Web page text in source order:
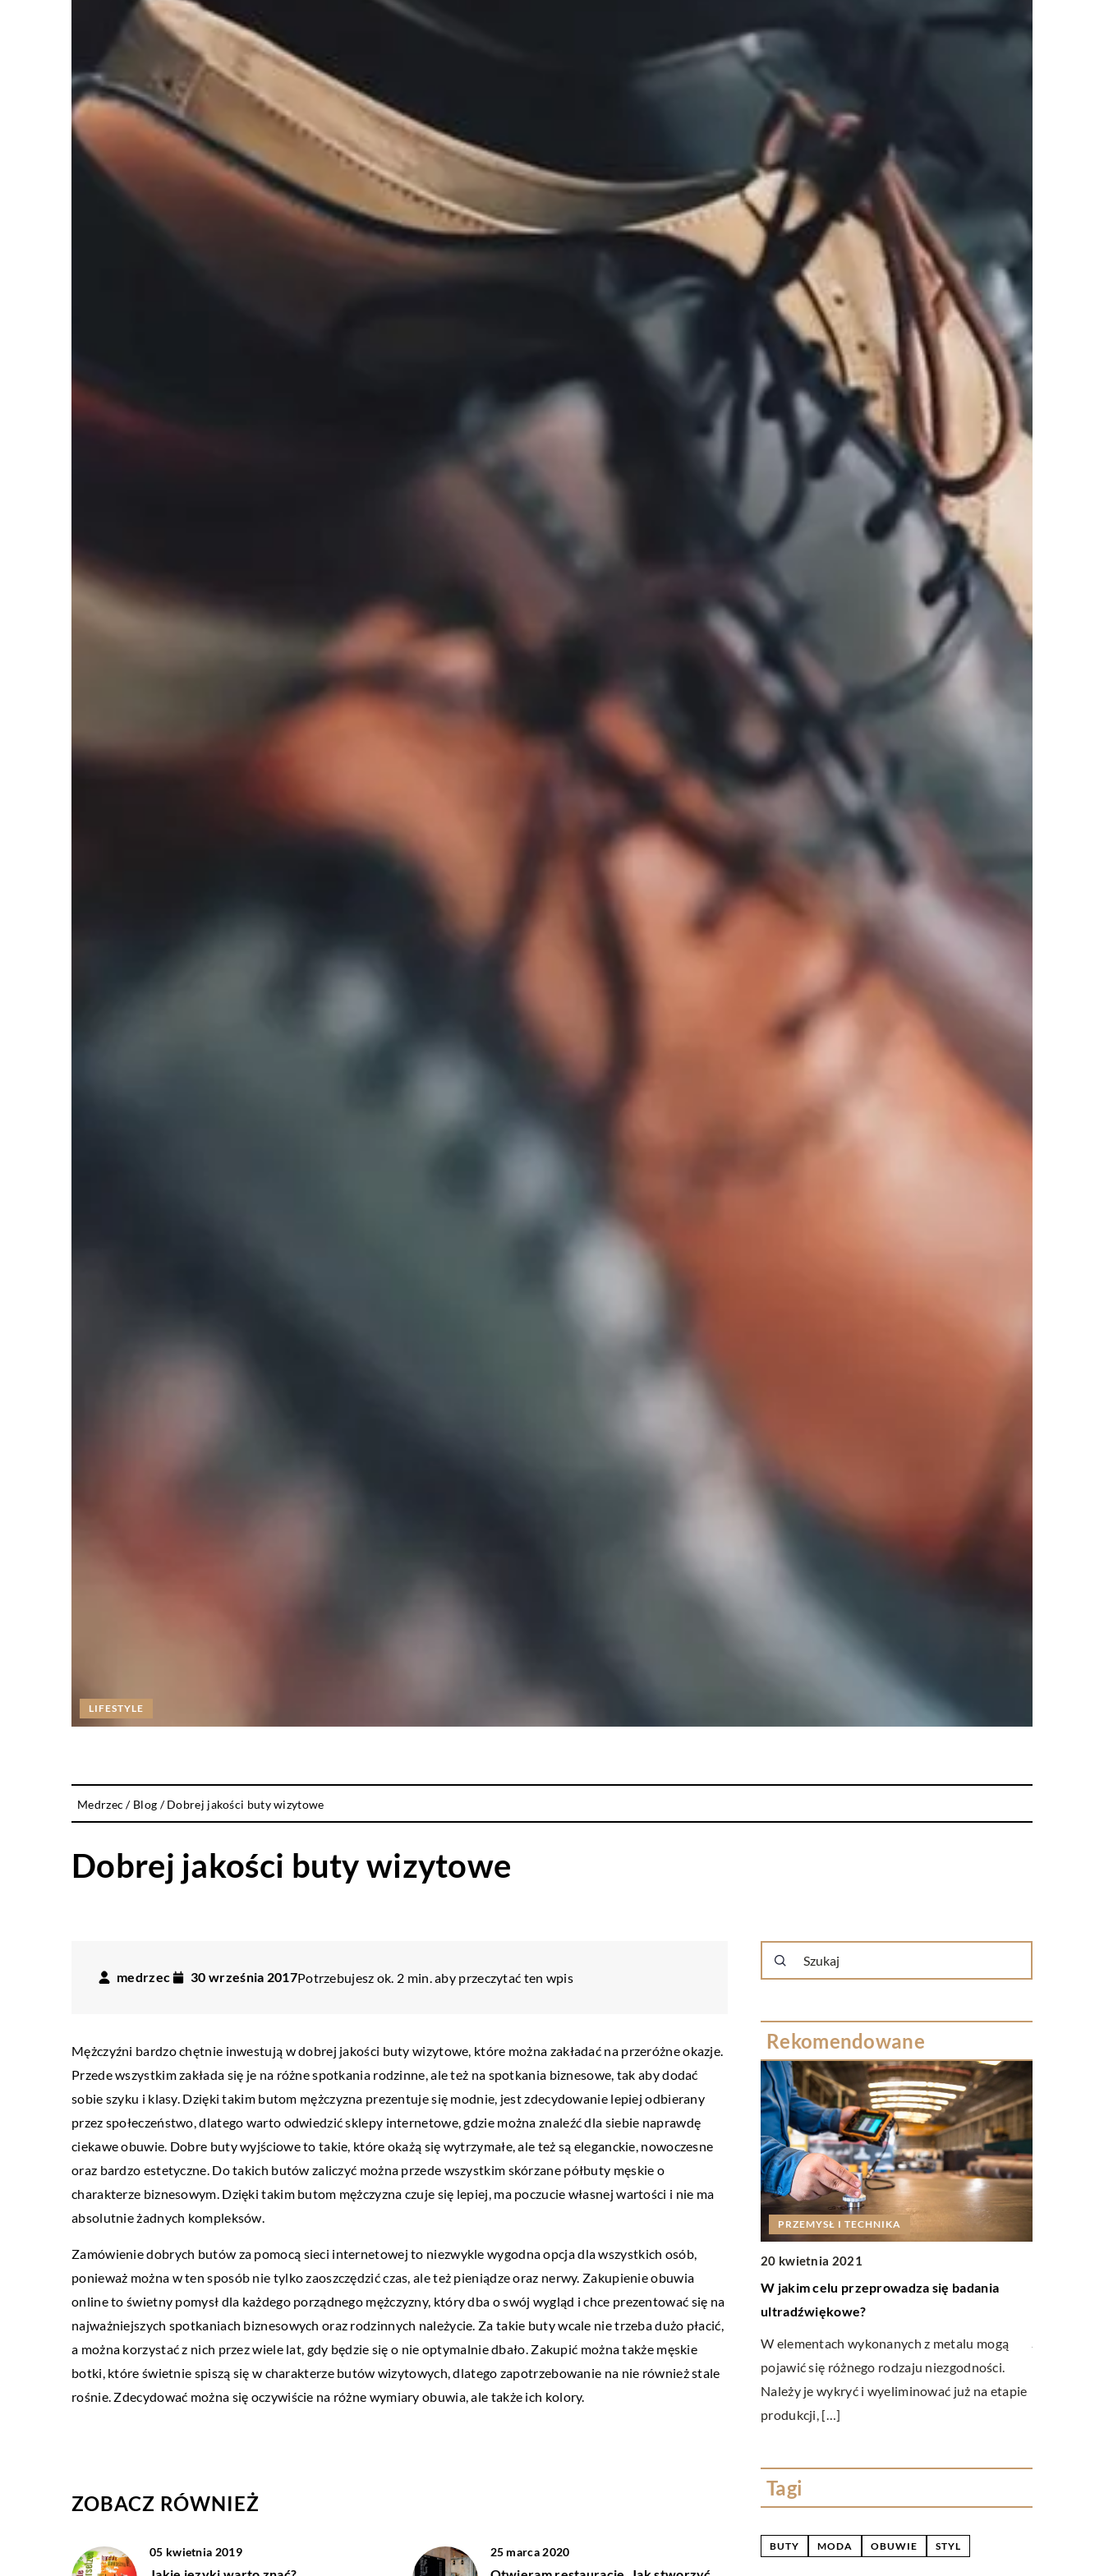
LIFESTYLE
Medrzec / Blog /Dobrej jakości buty wizytowe
Dobrej jakości buty wizytowe
medrzec 30 września 2017Potrzebujesz ok. 2 min. aby przeczytać ten wpis
Mężczyźni bardzo chętnie inwestują w dobrej jakości buty wizytowe, które można zakładać na przeróżne okazje.
Przede wszystkim zakłada się je na różne spotkania rodzinne, ale też na spotkania biznesowe, tak aby dodać
sobie szyku i klasy. Dzięki takim butom mężczyzna prezentuje się modnie, jest zdecydowanie lepiej odbierany
przez społeczeństwo, dlatego warto odwiedzić sklepy internetowe, gdzie można znaleźć dla siebie naprawdę
ciekawe obuwie. Dobre buty wyjściowe to takie, które okażą się wytrzymałe, ale też są eleganckie, nowoczesne
oraz bardzo estetyczne. Do takich butów zaliczyć można przede wszystkim skórzane półbuty męskie o
charakterze biznesowym. Dzięki takim butom mężczyzna czuje się lepiej, ma poczucie własnej wartości i nie ma
absolutnie żadnych kompleksów.
Zamówienie dobrych butów za pomocą sieci internetowej to niezwykle wygodna opcja dla wszystkich osób,
ponieważ można w ten sposób nie tylko zaoszczędzić czas, ale też pieniądze oraz nerwy. Zakupienie obuwia
online to świetny pomysł dla każdego porządnego mężczyzny, który dba o swój wygląd i chce prezentować się na
najważniejszych spotkaniach biznesowych oraz rodzinnych należycie. Za takie buty wcale nie trzeba dużo płacić,
a można korzystać z nich przez wiele lat, gdy będzie się o nie optymalnie dbało. Zakupić można także męskie
botki, które świetnie spiszą się w charakterze butów wizytowych, dlatego zapotrzebowanie na nie również stale
rośnie. Zdecydować można się oczywiście na różne wymiary obuwia, ale także ich kolory.
ZOBACZ RÓWNIEŻ
05 kwietnia 2019 25 marca 2020
Rekomendowane
21 listopada 2020
Jak poradzić sobie ze zdradą w związku?
Zdrada partnera jest bardzo ciężkim
przeżyciem, z którym nie zawsze potrafimy
sobie poradzić. Nie ma znaczenia, czy związek
trwał kilka […]
PRZEMYSŁ I TECHNIKA
20 kwietnia 2021
W jakim celu przeprowadza się badania
ultradźwiękowe?
W elementach wykonanych z metalu mogą
pojawić się różnego rodzaju niezgodności.
Należy je wykryć i wyeliminować już na etapie
produkcji, […]
Tagi
BUTY MODA OBUWIE STYL